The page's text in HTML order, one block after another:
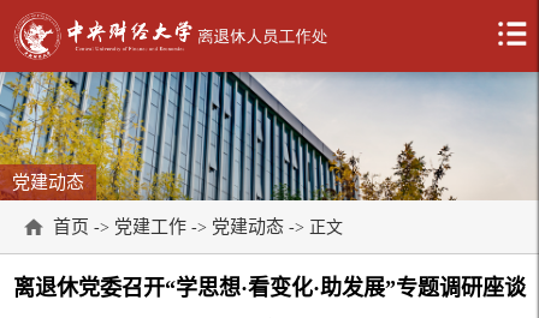
党建动态
首页 -> 党建工作 -> 党建动态 -> 正文
离退休党委召开“学思想·看变化·助发展”专题调研座谈